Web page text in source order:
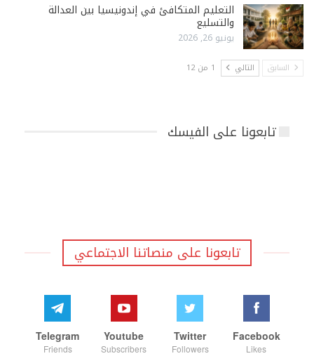
التعليم المتكافئ في إندونيسيا بين العدالة
والتسليع
يونيو 26, 2026
السابق التالي 1 من 12
تابعونا على الفيسك
تابعونا على منصاتنا الاجتماعي
Facebook
Likes
Twitter
Followers
Youtube
Subscribers
Telegram
Friends